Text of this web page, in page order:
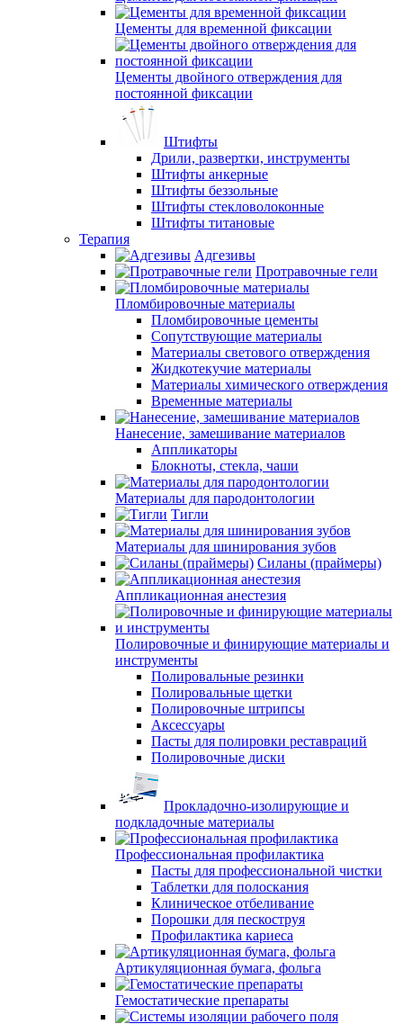
Цементы для временной фиксации
Цементы двойного отверждения для
постоянной фиксации
Штифты
Дрили, развертки, инструменты
Штифты анкерные
Штифты беззольные
Штифты стекловолоконные
Штифты титановые
Терапия
Адгезивы
Протравочные гели
Пломбировочные материалы
Пломбировочные цементы
Сопутствующие материалы
Материалы светового отверждения
Жидкотекучие материалы
Материалы химического отверждения
Временные материалы
Нанесение, замешивание материалов
Аппликаторы
Блокноты, стекла, чаши
Материалы для пародонтологии
Тигли
Материалы для шинирования зубов
Силаны (праймеры)
Аппликационная анестезия
Полировочные и финирующие материалы и
инструменты
Полировальные резинки
Полировальные щетки
Полировочные штрипсы
Аксессуары
Пасты для полировки реставраций
Полировочные диски
Прокладочно-изолирующие и
подкладочные материалы
Профессиональная профилактика
Пасты для профессиональной чистки
Таблетки для полоскания
Клиническое отбеливание
Порошки для пескоструя
Профилактика кариеса
Артикуляционная бумага, фольга
Гемостатические препараты